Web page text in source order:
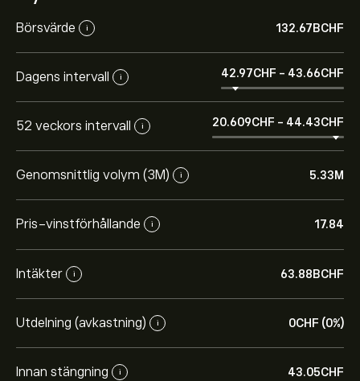
Börsvärde i 132.67B‎CHF‎
Dagens intervall i 42.97‎CHF‎ - 43.66‎CHF‎
52 veckors intervall i 20.609‎CHF‎ - 44.43‎CHF‎
Genomsnittlig volym (3M) i 5.33M
Pris-vinstförhållande i 17.84
Intäkter i 63.88B‎CHF‎
Utdelning (avkastning) i 0‎CHF‎ (0%)
Innan stängning i 43.05‎CHF‎